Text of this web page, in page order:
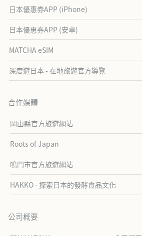
日本優惠券APP (iPhone)
日本優惠券APP (安卓)
MATCHA eSIM
深度遊日本 - 在地旅遊官方導覽
合作媒體
岡山縣官方旅遊網站
Roots of Japan
鳴門市官方旅遊網站
HAKKO - 探索日本的發酵食品文化
公司概要